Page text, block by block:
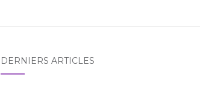
DERNIERS ARTICLES